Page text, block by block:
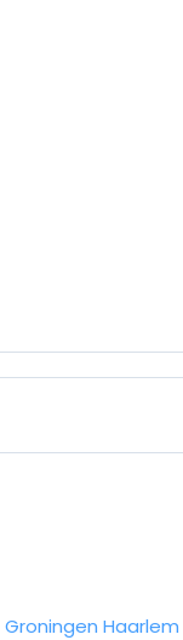
Groningen Haarlem